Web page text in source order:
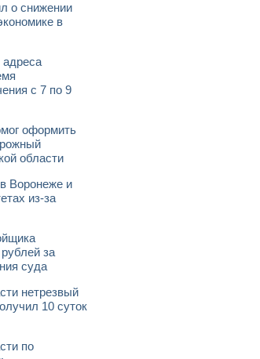
о снижении
в
с 7 по 9
оформить
области
Воронеже и
из-за
за
суда
нетрезвый
10 суток
по